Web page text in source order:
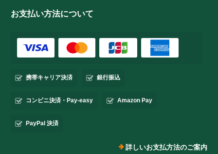
お支払い方法について
携帯キャリア決済 銀行振込
コンビニ決済・Pay-easy Amazon Pay
PayPal 決済
詳しいお支払方法のご案内